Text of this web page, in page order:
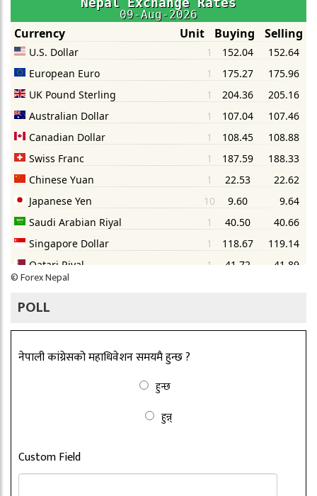
©Forex Nepal
POLL
नेपाली कांग्रेसको महाधिवेशन समयमै हुन्छ ?
हुन्छ
हुन्न्
Custom Field